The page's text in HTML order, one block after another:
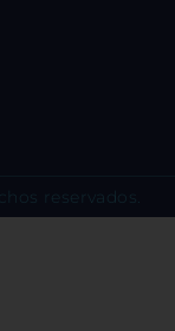
reservados.